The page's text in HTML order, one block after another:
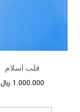
قلب اسلام
1.000.000 ﷼